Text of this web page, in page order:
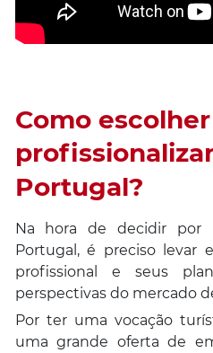
Como
Portugal?
Na hora de decidir por
Portugal, é preciso levar
profissional e seus
perspectivas do mercado
Por ter uma vocação
uma grande oferta de